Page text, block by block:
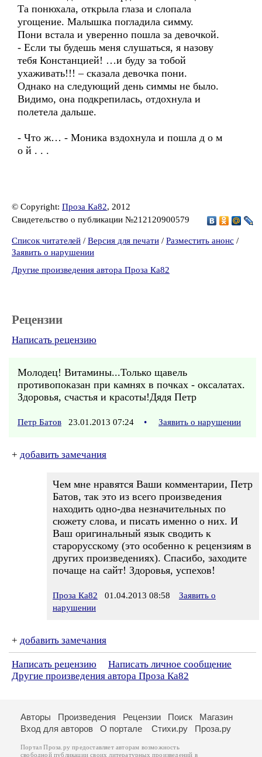
Та понюхала, открыла глаза и слопала
угощение. Малышка погладила симму.
Пони встала и уверенно пошла за девочкой.
- Если ты будешь меня слушаться, я назову
тебя Констанцией! …и буду за тобой
ухаживать!!! – сказала девочка пони.
Однако на следующий день симмы не было.
Видимо, она подкрепилась, отдохнула и
полетела дальше.
- Что ж… - Моника вздохнула и пошла д о м
о й . . .
© Copyright: Проза Ка82, 2012
Свидетельство о публикации №212120900579
Список читателей / Версия для печати / Разместить анонс /
Заявить о нарушении
Другие произведения автора Проза Ка82
Рецензии
Написать рецензию
Молодец! Витамины...Только щавель
противопоказан при камнях в почках - оксалатах.
Здоровья, счастья и красоты!Дядя Петр
Петр Батов 23.01.2013 07:24 • Заявить о нарушении
+ добавить замечания
Чем мне нравятся Ваши комментарии, Петр
Батов, так это из всего произведения
находить одно-два незначительных по
сюжету слова, и писать именно о них. И
Ваш оригинальный язык сводить к
старорусскому (это особенно к рецензиям в
других произведениях). Спасибо, заходите
почаще на сайт! Здоровья, успехов!
Проза Ка82 01.04.2013 08:58
Заявить о
нарушении
+ добавить замечания
Написать рецензию
Написать личное сообщение
Другие произведения автора Проза Ка82
Авторы Произведения Рецензии Поиск
Магазин
Вход для авторов
О портале Стихи.ру Проза.ру
Портал Проза.ру предоставляет авторам возможность
свободной публикации своих литературных произведений в